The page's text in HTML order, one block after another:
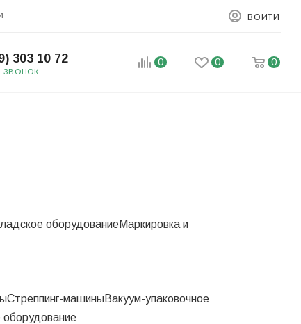
ВОЙТИ
303 10 72
ЗВОНОК
0 0 0
оборудованиеМаркировка и
Стреппинг-машиныВакуум-упаковочное
оборудование